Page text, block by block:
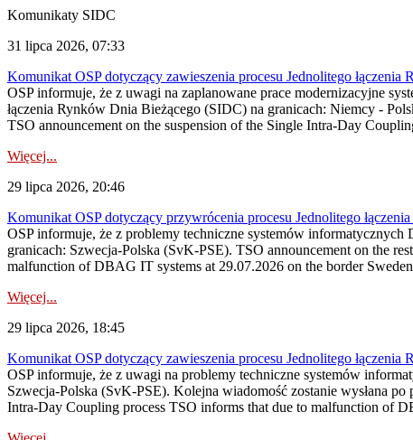
Komunikaty SIDC
31 lipca 2026, 07:33
Komunikat OSP dotyczący zawieszenia procesu Jednolitego
OSP informuje, że z uwagi na zaplanowane prace modernizacyjne
łączenia Rynków Dnia Bieżącego (SIDC) na granicach: Niemcy -
TSO announcement on the suspension of the Single Intra-Day
Więcej...
29 lipca 2026, 20:46
Komunikat OSP dotyczący przywrócenia procesu Jednolitego
OSP informuje, że z problemy techniczne systemów
granicach: Szwecja-Polska (SvK-PSE). TSO announcement on the
malfunction of DBAG IT systems at 29.07.2026 on the border
Więcej...
29 lipca 2026, 18:45
Komunikat OSP dotyczący zawieszenia procesu Jednolitego
OSP informuje, że z uwagi na problemy techniczne systemów
Szwecja-Polska (SvK-PSE). Kolejna wiadomość zostanie wysłana
Intra-Day Coupling process TSO informs that due to malfunction of